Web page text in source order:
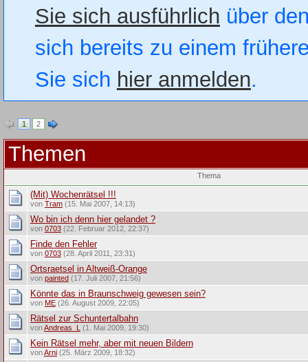
Sie sich ausführlich über
sich bereits zu einem
Sie sich hier anmelden.
1 2
Themen
Thema
(Mit) Wochenrätsel !!!
von Tram(15. Mai 2007, 14:13)
Wo bin ich denn hier gelandet ?
von 0703(22. Februar 2012, 22:37)
Finde den Fehler
von 0703(28. April 2011, 23:31)
Ortsraetsel in Altweiß-Orange
von painted (17. Juli 2007, 21:56)
Könnte das in Braunschweig gewesen sein?
von ME(26. August 2009, 22:05)
Rätsel zur Schuntertalbahn
vonAndreas_L(1. Mai 2009, 19:30)
Kein Rätsel mehr, aber mit neuen Bildern
vonArni(25. März 2009, 18:32)